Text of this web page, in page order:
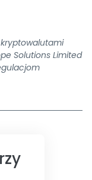
Solutions Limited